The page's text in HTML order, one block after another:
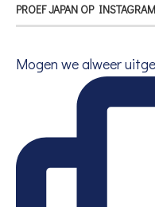
PROEF JAPAN OP INSTAGRAM
Mogen we alweer